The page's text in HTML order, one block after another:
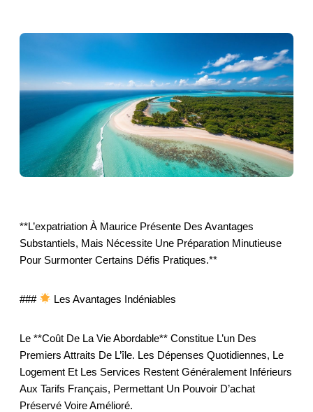
**L’expatriation À Maurice Présente Des Avantages
Substantiels, Mais Nécessite Une Préparation Minutieuse
Pour Surmonter Certains Défis Pratiques.**
### Les Avantages Indéniables
Le **coût De La Vie Abordable** Constitue L’un Des
Premiers Attraits De L’île. Les Dépenses Quotidiennes, Le
Logement Et Les Services Restent Généralement Inférieurs
Aux Tarifs Français, Permettant Un Pouvoir D’achat
Préservé Voire Amélioré.